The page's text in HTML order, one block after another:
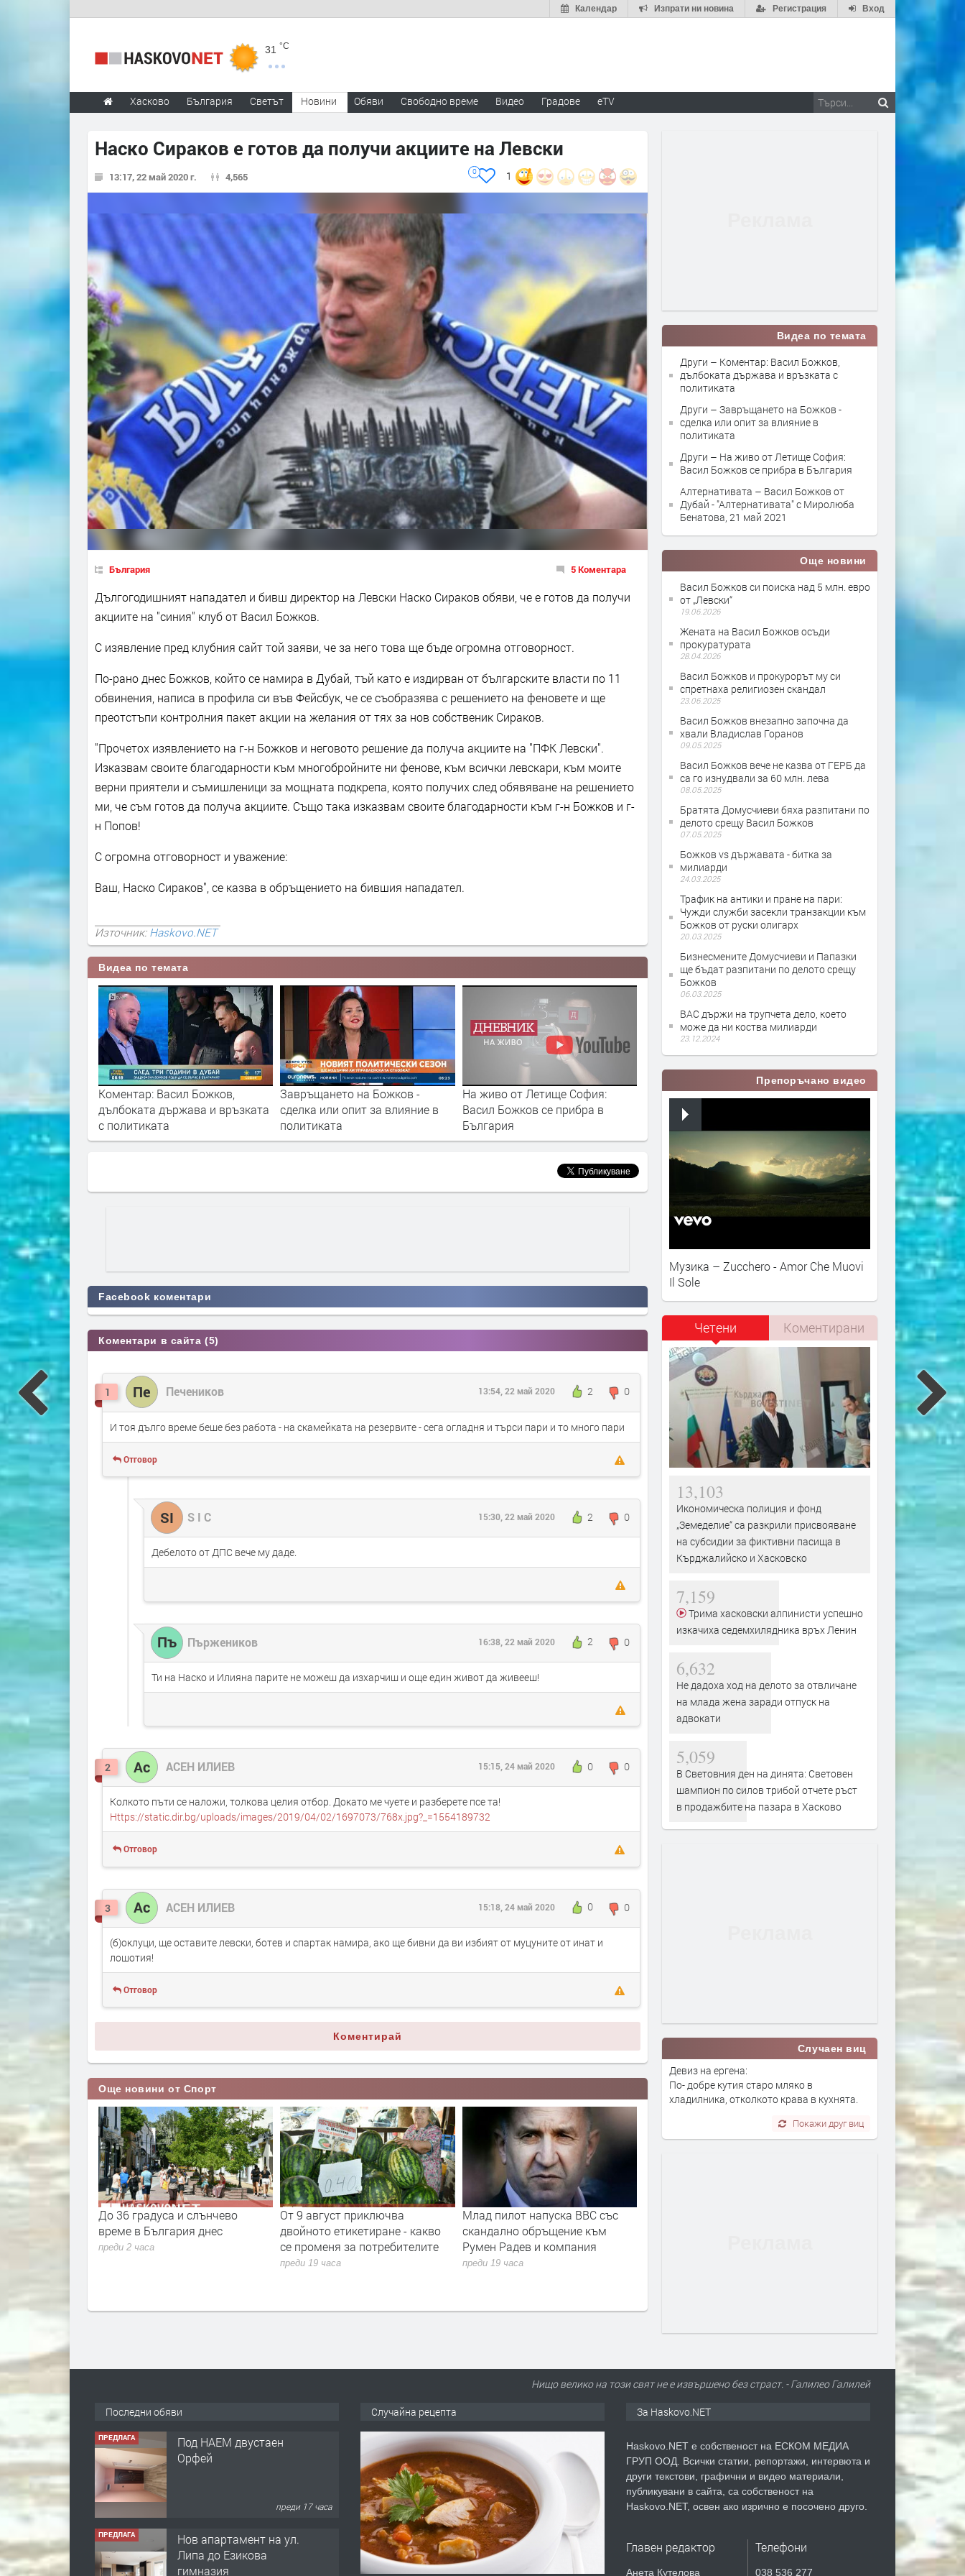
Вход
Регистрация
Изпрати ни новина
Календар
31 °C
Хасково България Светът Новини Обяви Свободно време Видео Градове eTV
Наско Сираков е готов да получи акциите на Левски
13:17, 22 май 2020 г. 4,565 1
0
България 5 Коментара
Дългогодишният нападател и бивш директор на Левски Наско Сираков обяви, че е готов да получи
акциите на "синия" клуб от Васил Божков.
С изявление пред клубния сайт той заяви, че за него това ще бъде огромна отговорност.
По-рано днес Божков, който се намира в Дубай, тъй като е издирван от българските власти по 11
обвинения, написа в профила си във Фейсбук, че се съобразява с решението на феновете и ще
преотстъпи контролния пакет акции на желания от тях за нов собственик Сираков.
"Прочетох изявлението на г-н Божков и неговото решение да получа акциите на "ПФК Левски".
Изказвам своите благодарности към многобройните ни фенове, към всички левскари, към моите
верни приятели и съмишленици за мощната подкрепа, която получих след обявяване на решението
ми, че съм готов да получа акциите. Също така изказвам своите благодарности към г-н Божков и г-
н Попов!
С огромна отговорност и уважение:
Ваш, Наско Сираков", се казва в обръщението на бившия нападател.
Източник:Haskovo.NET
Видеа по темата
с Миролюба
Коментар: Васил Божков,
дълбоката държава и връзката
с политиката
Завръщането на Божков -
сделка или опит за влияние в
политиката
На живо от Летище София:
Васил Божков се прибра в
България
Васил Божков от Дубай -
"Алтернативата" с Миролюба
Бенатова, 21 май 2021
Коментар: Васил Божков,
дълбоката държава и
Facebook коментари
Коментари в сайта (5)
1 Пе Печеников 2 0
13:54, 22 май 2020
И тоя дълго време беше без работа - на скамейката на резервите - сега огладня и търси пари и то много пари
Отговор
SI S I C 2 0
15:30, 22 май 2020
Дебелото от ДПС вече му даде.
Пъ Пържеников 2 0
16:38, 22 май 2020
Ти на Наско и Илияна парите не можеш да изхарчиш и още един живот да живееш!
2 Ас АСЕН ИЛИЕВ 0 0
15:15, 24 май 2020
Колкото пъти се наложи, толкова целия отбор. Докато ме чуете и разберете псе та!
Https://static.dir.bg/uploads/images/2019/04/02/1697073/768x.jpg?_=1554189732
Отговор
3 Ас АСЕН ИЛИЕВ 0 0
15:18, 24 май 2020
(б)оклуци, ще оставите левски, ботев и спартак намира, ако ще бивни да ви избият от муцуните от инат и
лошотия!
Отговор
Коментирай
Още новини от Спорт
До 36 градуса и слънчево
време в България днес
преди 2 часа
От 9 август приключва
двойното етикетиране - какво
се променя за потребителите
преди 19 часа
Млад пилот напуска ВВС със
скандално обръщение към
Румен Радев и компания
преди 19 часа
Турция взима 33% от
проучванията за нефт и
българската зона на
море. Какво значи това
Видеа по темата
Други – Коментар: Васил Божков,
дълбоката държава и връзката с
политиката
Други – Завръщането на Божков -
сделка или опит за влияние в
политиката
Други – На живо от Летище София:
Васил Божков се прибра в България
Алтернативата – Васил Божков от
Дубай - "Алтернативата" с Миролюба
Бенатова, 21 май 2021
Още новини
Васил Божков си поиска над 5 млн. евро
от „Левски“
19.06.2026
Жената на Васил Божков осъди
прокуратурата
28.04.2026
Васил Божков и прокурорът му си
спретнаха религиозен скандал
23.06.2025
Васил Божков внезапно започна да
хвали Владислав Горанов
09.05.2025
Васил Божков вече не казва от ГЕРБ да
са го изнудвали за 60 млн. лева
08.05.2025
Братята Домусчиеви бяха разпитани по
делото срещу Васил Божков
07.05.2025
Божков vs държавата - битка за
милиарди
24.03.2025
Трафик на антики и пране на пари:
Чужди служби засекли транзакции към
Божков от руски олигарх
20.03.2025
Бизнесмените Домусчиеви и Папазки
ще бъдат разпитани по делото срещу
Божков
06.03.2025
ВАС държи на трупчета дело, което
може да ни коства милиарди
23.12.2024
Препоръчано видео
Музика – Zucchero - Amor Che Muovi
Il Sole
Четени Коментирани
13,103
Икономическа полиция и фонд
„Земеделие“ са разкрили присвояване
на субсидии за фиктивни пасища в
Кърджалийско и Хасковско
7,159
Трима хасковски алпинисти успешно
изкачиха седемхилядника връх Ленин
6,632
Не дадоха ход на делото за отвличане
на млада жена заради отпуск на
адвокати
5,059
В Световния ден на динята: Световен
шампион по силов трибой отчете ръст
в продажбите на пазара в Хасково
Случаен виц
Девиз на ергена:
По- добре кутия старо мляко в
хладилника, отколкото крава в кухнята.
Покажи друг виц
Нищо велико на този свят не е извършено без страст. - Галилео Галилей
Последни обяви
Орфей
ПРЕДЛАГА
Липа до Езикова
гимназия
Случайна рецепта За Haskovo.NET
Haskovo.NET е собственост на ЕСКОМ МЕДИА
ГРУП ООД. Всички статии, репортажи, интервюта и
други текстови, графични и видео материали,
публикувани в сайта, са собственост на
Haskovo.NET, освен ако изрично е посочено друго.
Главен редактор
Анета Кутелова
Телефони
038 536 277